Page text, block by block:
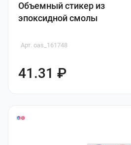
Объемный стикер из
эпоксидной смолы
Арт. oas_161748
41.31 ₽